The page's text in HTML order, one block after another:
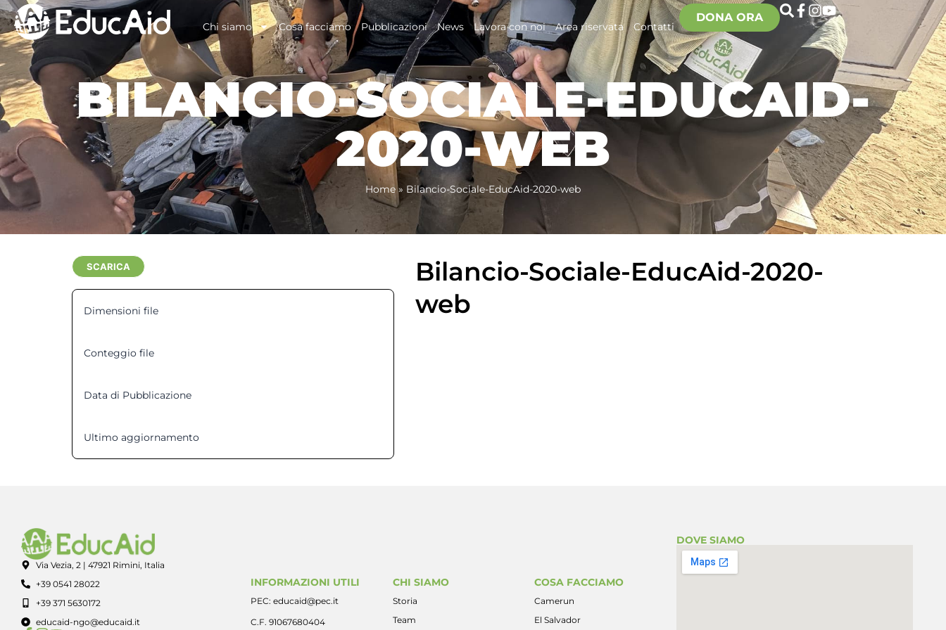
Chi siamo Cosa facciamo Pubblicazioni News Lavora con noi Area riservata Contatti
DONA ORA
BILANCIO-SOCIALE-EDUCAID-
2020-WEB
Home» Bilancio-Sociale-EducAid-2020-web
SCARICA
Dimensioni file
Conteggio file
Data di Pubblicazione
Ultimo aggiornamento
Bilancio-Sociale-EducAid-2020-
web
Via Vezia, 2 | 47921 Rimini, Italia
+39 0541 28022
+39 371 5630172
educaid-ngo@educaid.it
INFORMAZIONI UTILI
PEC: educaid@pec.it
C.F. 91067680404
CHI SIAMO
Storia
Team
COSA FACCIAMO
Camerun
El Salvador
DOVE SIAMO